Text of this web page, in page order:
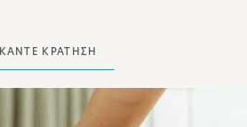
ΚΆΝΤΕ ΚΡΆΤΗΣΗ